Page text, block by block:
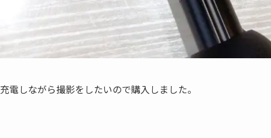
充電しながら撮影をしたいので購入しました。